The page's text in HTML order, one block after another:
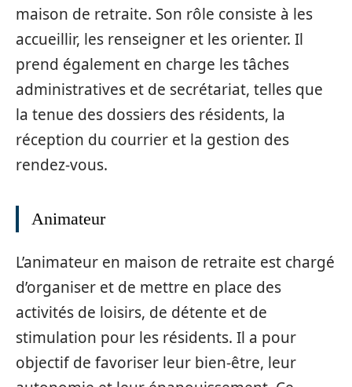
maison de retraite. Son rôle consiste à les
accueillir, les renseigner et les orienter. Il
prend également en charge les tâches
administratives et de secrétariat, telles que
la tenue des dossiers des résidents, la
réception du courrier et la gestion des
rendez-vous.
Animateur
L’animateur en maison de retraite est chargé
d’organiser et de mettre en place des
activités de loisirs, de détente et de
stimulation pour les résidents. Il a pour
objectif de favoriser leur bien-être, leur